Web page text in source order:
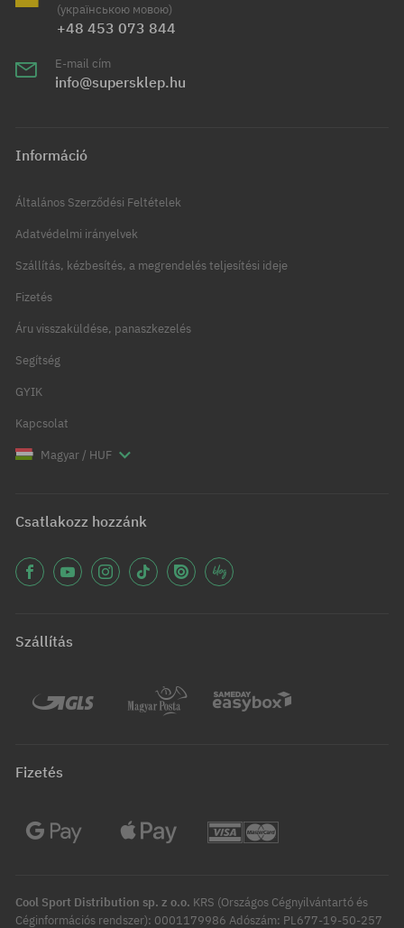
(українською мовою)
+48 453 073 844
E-mail cím
info@supersklep.hu
Információ
Általános Szerződési Feltételek
Adatvédelmi irányelvek
Szállítás, kézbesítés, a megrendelés teljesítési ideje
Fizetés
Áru visszaküldése, panaszkezelés
Segítség
GYIK
Kapcsolat
Magyar / HUF
Csatlakozz hozzánk
Szállítás
Fizetés
Cool Sport Distribution sp. z o.o. KRS (Országos Cégnyilvántartó és
Céginformációs rendszer): 0001179986 Adószám: PL677-19-50-257